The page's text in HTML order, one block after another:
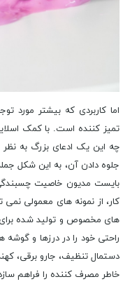
اما کاربردی که بیشتر مورد
تمیز کننده است. با کمک
چه این یک ادعای بزرگ به نظر
جلوه دادن آن، به این شکل
بایست مدیون خاصیت
کار، از نمونه های معمولی
های مخصوص و تولید شده برای
راحتی خود را در درزها و گوشه
دستمال تنظیف، جارو برقی،
خاطر مصرف کننده را فراهم